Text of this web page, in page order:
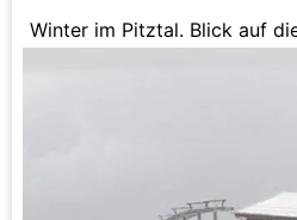
Winter im Pitztal. Blick auf